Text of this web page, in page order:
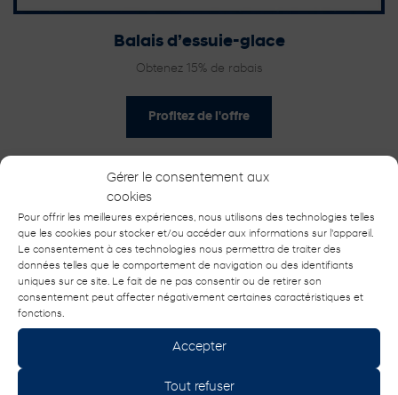
Gérer le consentement aux
cookies
Pour offrir les meilleures expériences, nous utilisons des technologies telles
que les cookies pour stocker et/ou accéder aux informations sur l'appareil.
Le consentement à ces technologies nous permettra de traiter des
données telles que le comportement de navigation ou des identifiants
uniques sur ce site. Le fait de ne pas consentir ou de retirer son
consentement peut affecter négativement certaines caractéristiques et
fonctions.
Accepter
Tout refuser
Balais d’essuie-glace
Obtenez 15% de rabais
Profitez de l'offre